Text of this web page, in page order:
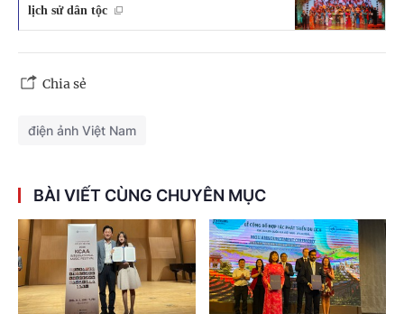
lịch sử dân tộc
Chia sẻ
điện ảnh Việt Nam
BÀI VIẾT CÙNG CHUYÊN MỤC